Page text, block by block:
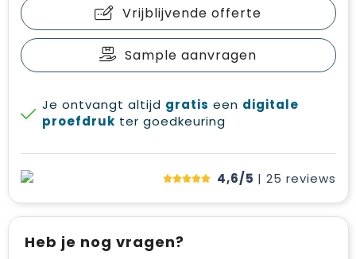
Vrijblijvende offerte
Sample aanvragen
Je ontvangt altijd gratis een digitale
proefdruk ter goedkeuring
4,6/5 | 25 reviews
Heb je nog vragen?